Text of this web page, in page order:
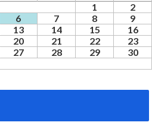
1
2
6 7 8
9
13 14 15
16
20 21 22
23
27 28 29
30